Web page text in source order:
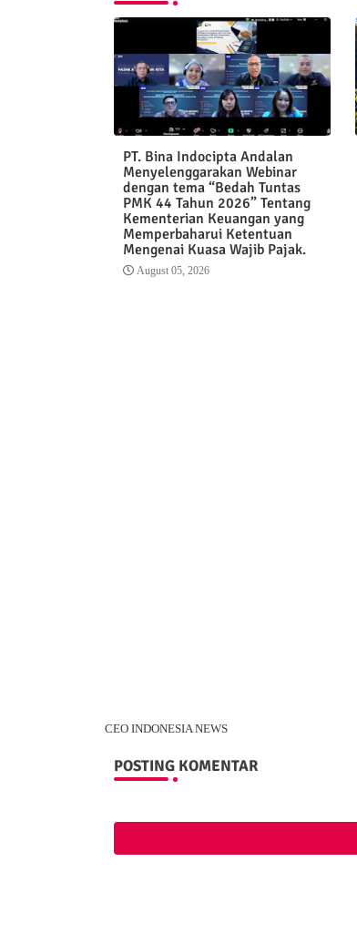
PT. Bina Indocipta Andalan
Menyelenggarakan Webinar
dengan tema “Bedah Tuntas
PMK 44 Tahun 2026” Tentang
Kementerian Keuangan yang
Memperbaharui Ketentuan
Mengenai Kuasa Wajib Pajak.
August 05, 2026
CEO INDONESIA NEWS
POSTING KOMENTAR